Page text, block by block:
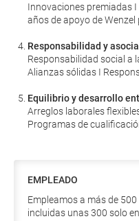
Innovaciones premiadas
años de apoyo de
Responsabilidad y
Responsabilidad social a
Alianzas sólidas I
Equilibrio y desarrollo
Arreglos laborales
Programas de
EMPLEADO
Empleamos a más de
incluidas unas 300 solo